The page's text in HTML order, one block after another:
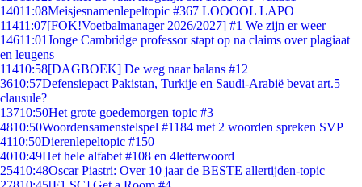
14011:08Meisjesnamenlepeltopic #367 LOOOOL LAPO
11411:07[FOK!Voetbalmanager 2026/2027] #1 We zijn er weer
14611:01Jonge Cambridge professor stapt op na claims over plagiaat
en leugens
11410:58[DAGBOEK] De weg naar balans #12
3610:57Defensiepact Pakistan, Turkije en Saudi-Arabië bevat art.5
clausule?
13710:50Het grote goedemorgen topic #3
4810:50Woordensamenstelspel #1184 met 2 woorden spreken SVP
4110:50Dierenlepeltopic #150
4010:49Het hele alfabet #108 en 4letterwoord
25410:48Oscar Piastri: Over 10 jaar de BESTE allertijden-topic